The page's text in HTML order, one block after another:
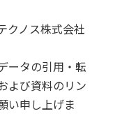
クノス株式会社
ータの引用・転
よび資料のリン
い申し上げま